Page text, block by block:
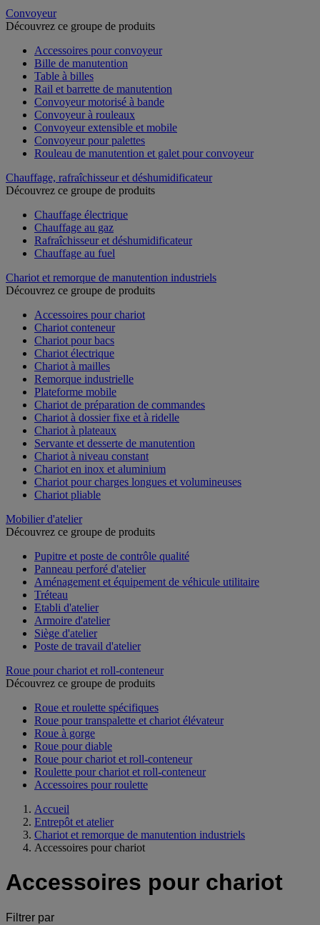
Convoyeur
Découvrez ce groupe de produits
Accessoires pour convoyeur
Bille de manutention
Table à billes
Rail et barrette de manutention
Convoyeur motorisé à bande
Convoyeur à rouleaux
Convoyeur extensible et mobile
Convoyeur pour palettes
Rouleau de manutention et galet pour convoyeur
Chauffage, rafraîchisseur et déshumidificateur
Découvrez ce groupe de produits
Chauffage électrique
Chauffage au gaz
Rafraîchisseur et déshumidificateur
Chauffage au fuel
Chariot et remorque de manutention industriels
Découvrez ce groupe de produits
Accessoires pour chariot
Chariot conteneur
Chariot pour bacs
Chariot électrique
Chariot à mailles
Remorque industrielle
Plateforme mobile
Chariot de préparation de commandes
Chariot à dossier fixe et à ridelle
Chariot à plateaux
Servante et desserte de manutention
Chariot à niveau constant
Chariot en inox et aluminium
Chariot pour charges longues et volumineuses
Chariot pliable
Mobilier d'atelier
Découvrez ce groupe de produits
Pupitre et poste de contrôle qualité
Panneau perforé d'atelier
Aménagement et équipement de véhicule utilitaire
Tréteau
Etabli d'atelier
Armoire d'atelier
Siège d'atelier
Poste de travail d'atelier
Roue pour chariot et roll-conteneur
Découvrez ce groupe de produits
Roue et roulette spécifiques
Roue pour transpalette et chariot élévateur
Roue à gorge
Roue pour diable
Roue pour chariot et roll-conteneur
Roulette pour chariot et roll-conteneur
Accessoires pour roulette
Accueil
Entrepôt et atelier
Chariot et remorque de manutention industriels
Accessoires pour chariot
Accessoires pour chariot
Filtrer par